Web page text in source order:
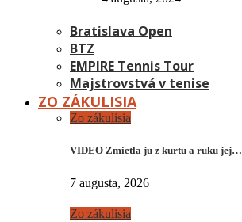
Bratislava Open
BTZ
EMPIRE Tennis Tour
Majstrovstvá v tenise
ZO ZÁKULISIA
Zo zákulisia
VIDEO Zmietla ju z kurtu a ruku jej…
7 augusta, 2026
Zo zákulisia